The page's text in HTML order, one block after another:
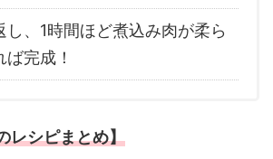
し、1時間ほど煮込み肉が柔ら
完成！
レシピまとめ】